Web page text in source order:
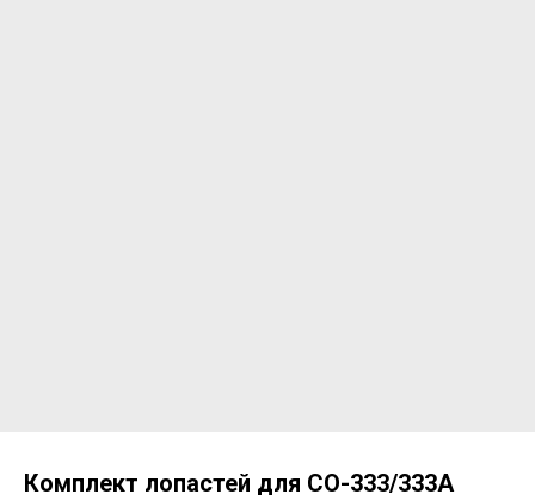
Комплект лопастей для СО-333/333А